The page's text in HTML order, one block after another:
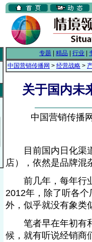
专题 精品 行业
中国营销传播网 > 经营战略 >
关于国内未
中国营销传播
目前国内日化渠道
店），依然是品牌混
前几年，每年行业
2012年，除了听各
外，似乎就没有象类
笔者早在年初有和
候，就有听说经销